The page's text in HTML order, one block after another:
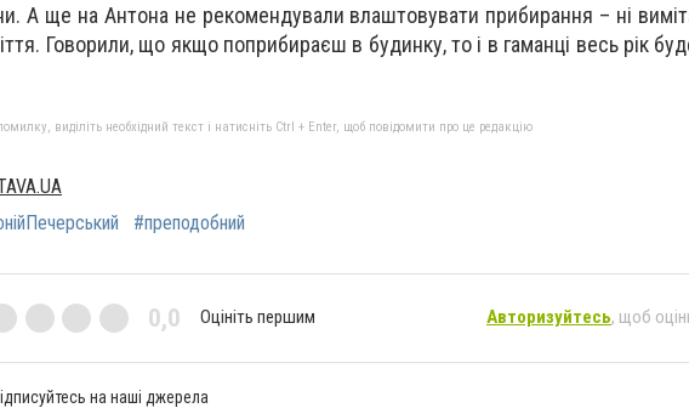
А ще на Антона не рекомендували влаштовувати прибирання – ні
Говорили, що якщо поприбираєш в будинку, то і в гаманці весь рік
виділіть необхідний текст і натисніть Ctrl + Enter, щоб повідомити про це редакцію
#преподобний
0,0 Оцініть першим Авторизуйтесь, щоб
на наші джерела